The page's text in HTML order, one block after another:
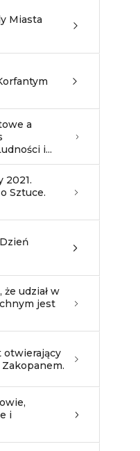
Miasta
a
i...
2021.
Sztuce.
udział w
jest
otwierający
i